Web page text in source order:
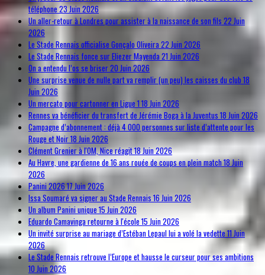
téléphone 23 Juin 2026
Un aller-retour à Londres pour assister à la naissance de son fils 22 Juin
2026
Le Stade Rennais officialise Gonçalo Oliveira 22 Juin 2026
Le Stade Rennais fonce sur Eliezer Mayenda 21 Juin 2026
On a entendu l’os se briser20 Juin 2026
Une surprise venue de nulle part va remplir (un peu) les caisses du club 18
Juin 2026
Un mercato pour cartonner en Ligue 1 18 Juin 2026
Rennes va bénéficier du transfert de Jérémie Boga à la Juventus 18 Juin 2026
Campagne d’abonnement : déjà 4 000 personnes sur liste d’attente pour les
Rouge et Noir18 Juin 2026
Clément Grenier à l'OM, Nice réagit18 Juin 2026
Au Havre, une gardienne de 16 ans rouée de coups en plein match18 Juin
2026
Panini 202617 Juin 2026
Issa Soumaré va signer au Stade Rennais16 Juin 2026
Un album Panini unique15 Juin 2026
Eduardo Camavinga retourne à l'école15 Juin 2026
Un invité surprise au mariage d’Estéban Lepaul lui a volé la vedette11 Juin
2026
Le Stade Rennais retrouve l’Europe et hausse le curseur pour ses ambitions
10 Juin 2026